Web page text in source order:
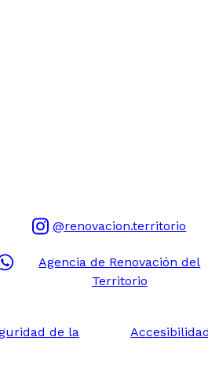
@renovacion.territorio
Agencia de Renovación del
Territorio
de la
Accesibilidad